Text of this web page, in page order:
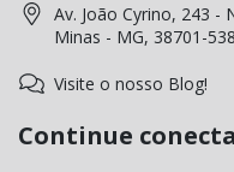
Av. João Cyrino, 243 -
Minas - MG, 38701-538
Visite o nosso Blog!
Continue